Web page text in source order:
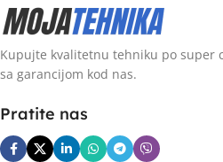
Kupujte kvalitetnu tehniku po super
sa garancijom kod nas.
Pratite nas